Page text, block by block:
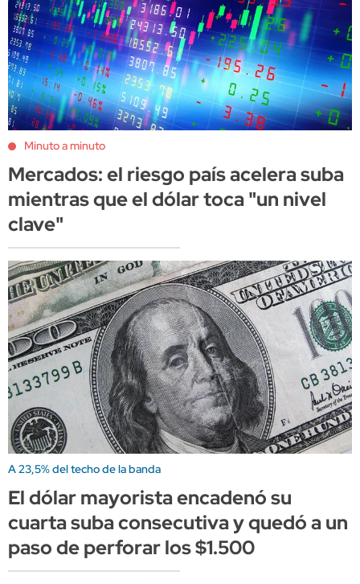
Minuto a minuto
Mercados: el riesgo país acelera suba
mientras que el dólar toca "un nivel
clave"
A 23,5% del techo de la banda
El dólar mayorista encadenó su
cuarta suba consecutiva y quedó a un
paso de perforar los $1.500